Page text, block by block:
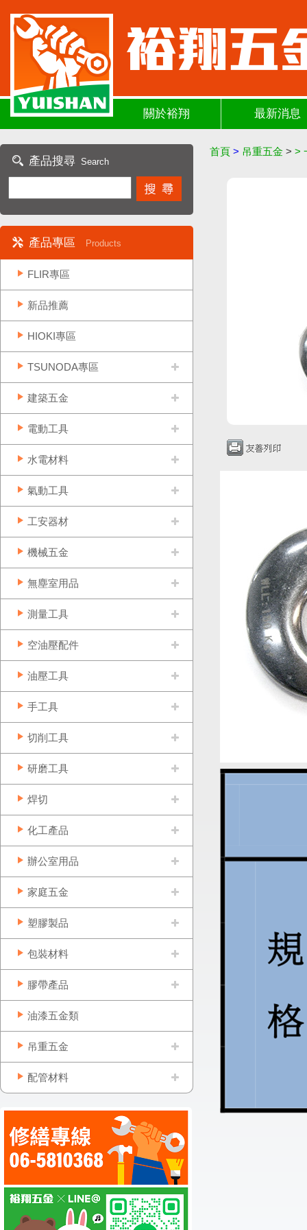
關於裕翔 最新消息
產品搜尋 Search
產品專區 Products
FLIR專區
新品推薦
HIOKI專區
TSUNODA專區
建築五金
電動工具
水電材料
氣動工具
工安器材
機械五金
無塵室用品
測量工具
空油壓配件
油壓工具
手工具
切削工具
研磨工具
焊切
化工產品
辦公室用品
家庭五金
塑膠製品
包裝材料
膠帶產品
油漆五金類
吊重五金
配管材料
首頁 > 吊重五金 > >